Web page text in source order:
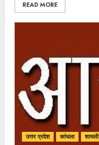
READ MORE
उत्तर प्रदेश कांधला शामली